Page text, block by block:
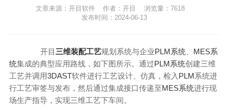
文章来源： 开目软件 作者：开目 浏览量： 7618
发布时间： 2024-06-13
开目 三维装配工艺规划系统与企业PLM系统、 MES系
统集成的典型应用路线，如下图所示。通过PLM系统创建三维
工艺并调用3DAST软件进行工艺设计、仿真，检入 PLM系统进
行工艺审签与发布，然后通过集成接口传递至MES系统进行现
场生产指导，实现三维工艺下车间。